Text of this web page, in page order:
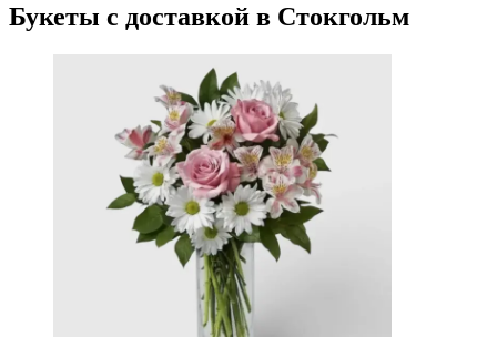
Букеты с доставкой в Стокгольм